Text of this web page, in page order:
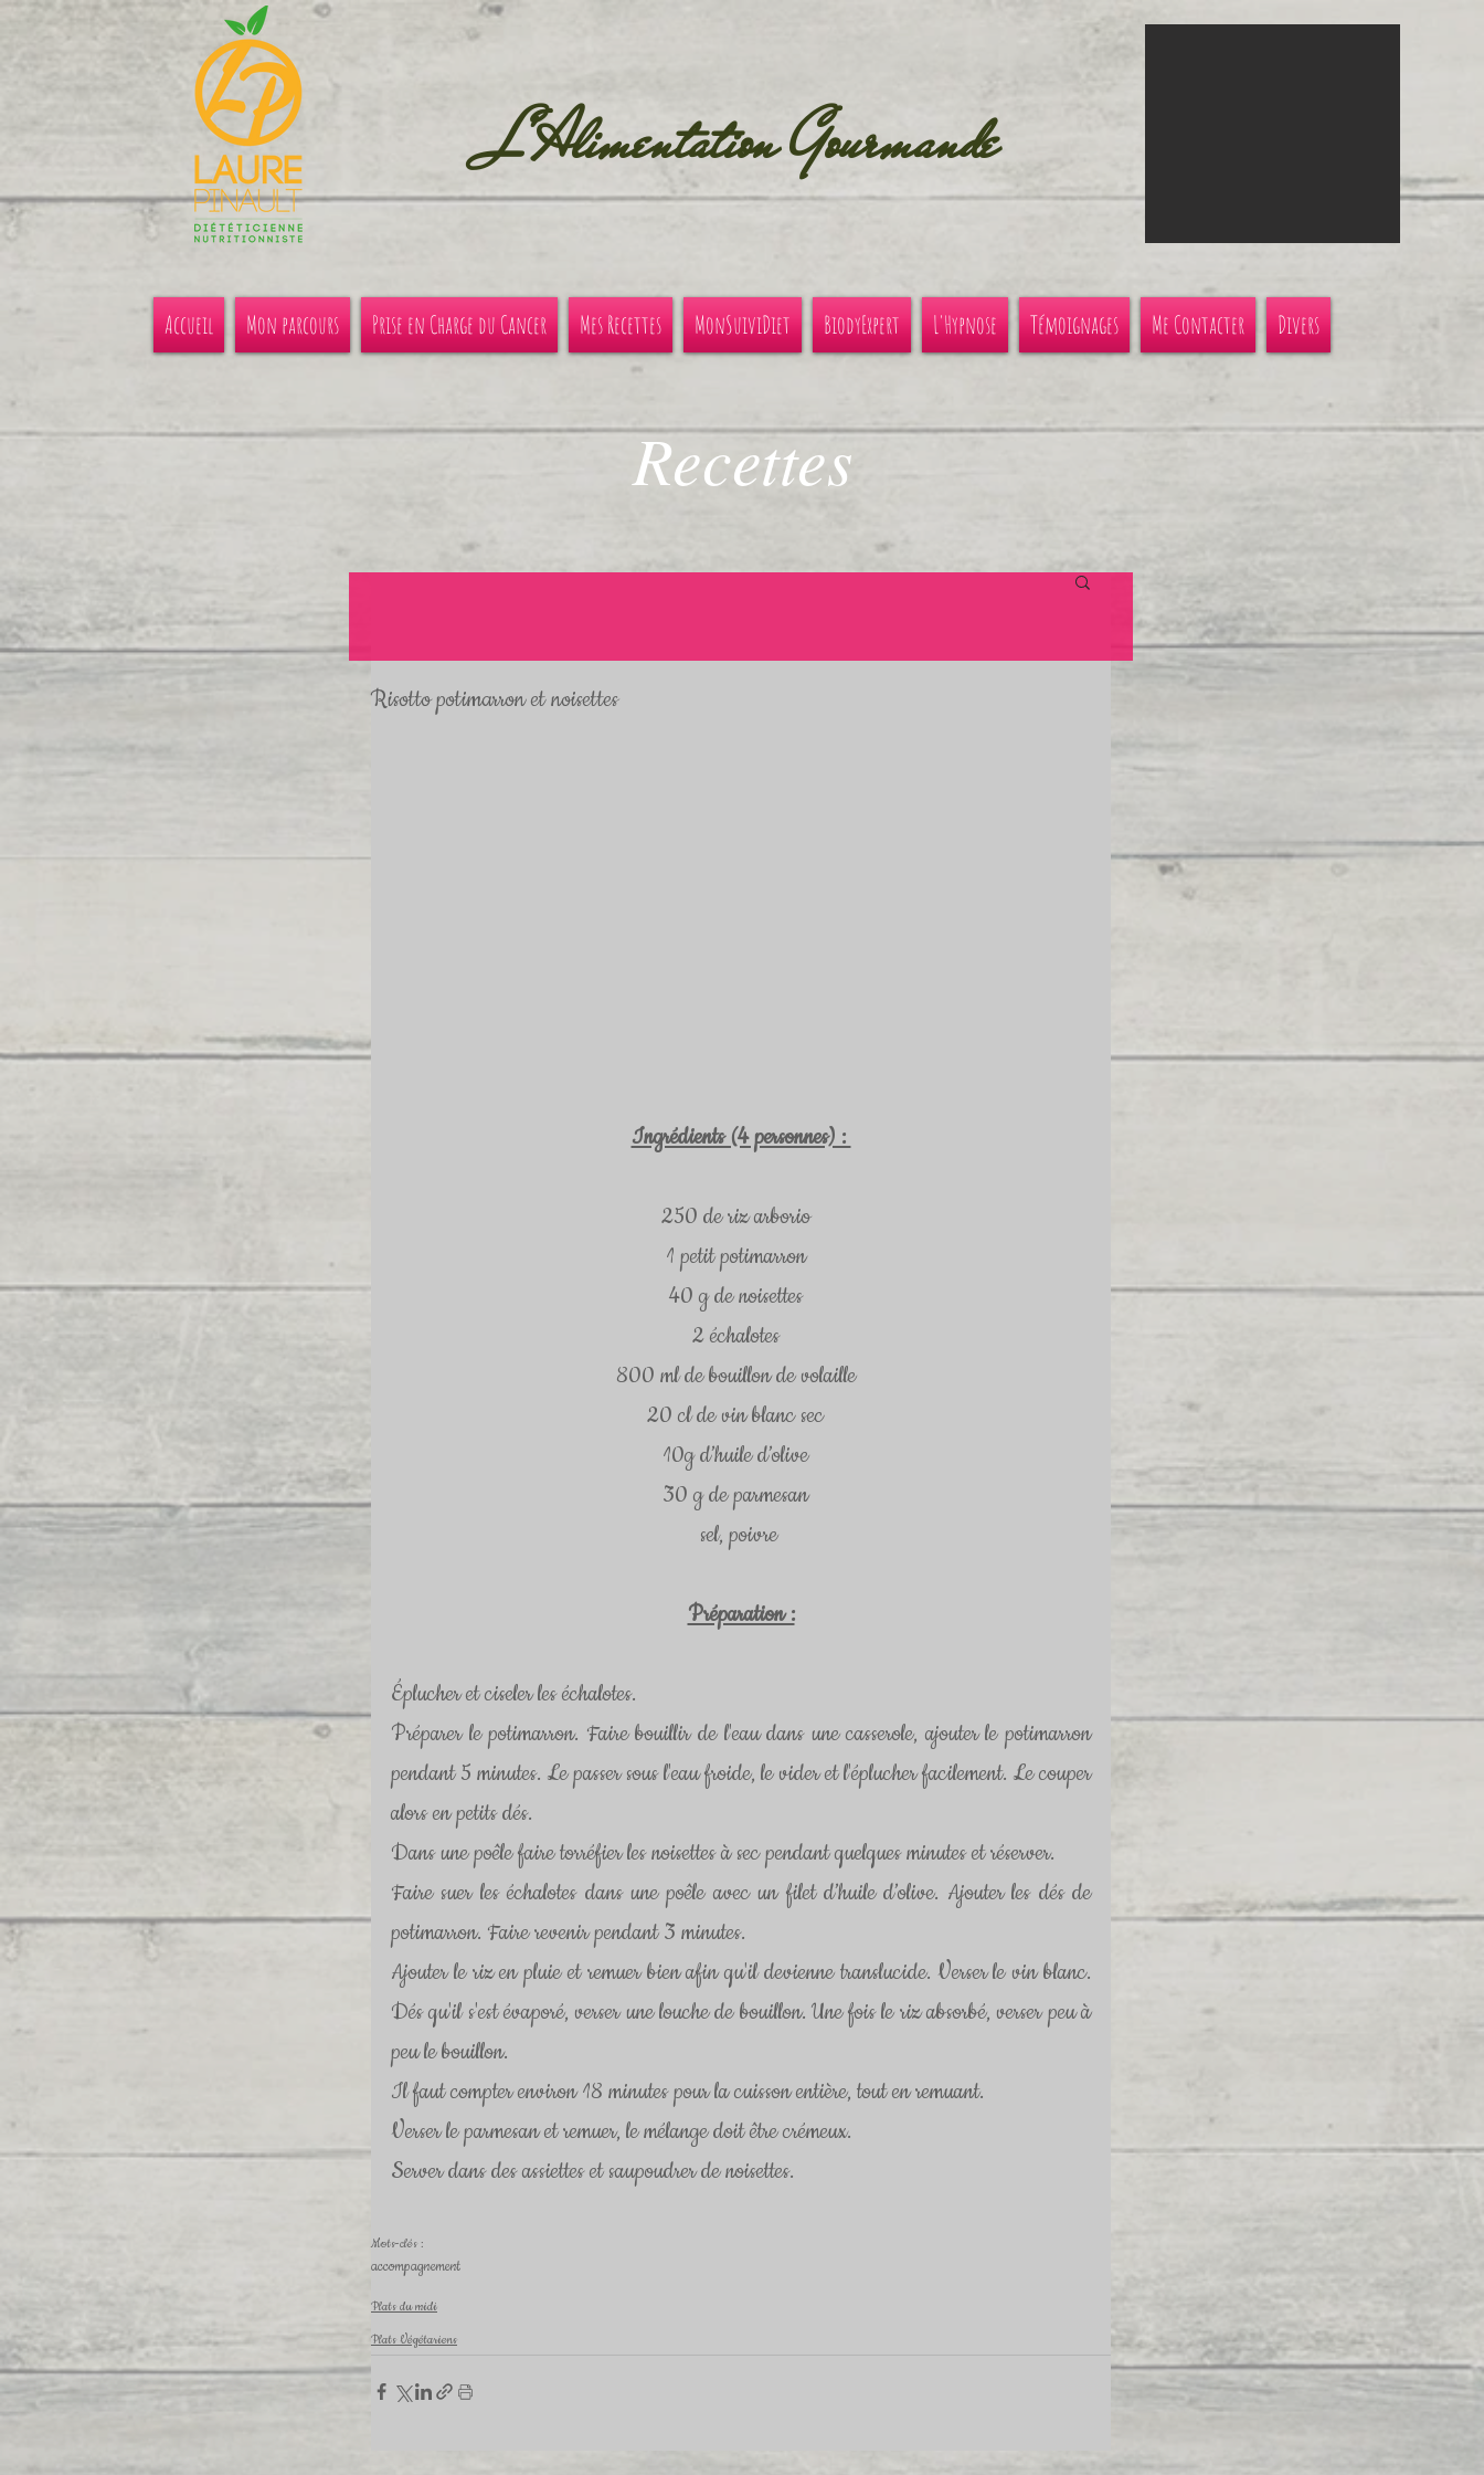
L'Alimentation Gourmande
Accueil Mon parcours Prise en Charge du Cancer Mes Recettes MonSuiviDiet BiodyExpert L'Hypnose Témoignages Me Contacter Divers
Recettes
Risotto potimarron et noisettes
Ingrédients (4 personnes) :
250 de riz arborio
1 petit potimarron
40 g de noisettes
2 échalotes
800 ml de bouillon de volaille
20 cl de vin blanc sec
10g d’huile d’olive
30 g de parmesan
sel, poivre
Préparation :
Éplucher et ciseler les échalotes.
Préparer le potimarron. Faire bouillir de l'eau dans une casserole, ajouter le potimarron
pendant 5 minutes. Le passer sous l'eau froide, le vider et l'éplucher facilement. Le couper
alors en petits dés.
Dans une poêle faire torréfier les noisettes à sec pendant quelques minutes et réserver.
Faire suer les échalotes dans une poêle avec un filet d’huile d’olive. Ajouter les dés de
potimarron. Faire revenir pendant 3 minutes.
Ajouter le riz en pluie et remuer bien afin qu'il devienne translucide. Verser le vin blanc.
Dés qu'il s'est évaporé, verser une louche de bouillon. Une fois le riz absorbé, verser peu à
peu le bouillon.
Il faut compter environ 18 minutes pour la cuisson entière, tout en remuant.
Verser le parmesan et remuer, le mélange doit être crémeux.
Server dans des assiettes et saupoudrer de noisettes.
Mots-clés :
accompagnement
Plats du midi
Plats Végétariens